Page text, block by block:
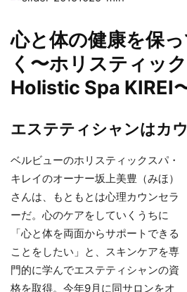
心と体の健康を保
く〜ホリスティッ
Holistic Spa KIREI
エステティシャンはカ
ベルビューのホリスティックスパ・
キレイのオーナー坂上美豊（みほ）
さんは、もともとは心理カウンセラ
ーだ。心のケアをしていくうちに
「心と体を両面からサポートできる
ことをしたい」と、スキンケアを専
門的に学んでエステティシャンの資
格を取得。今年9月に同サロンをオ